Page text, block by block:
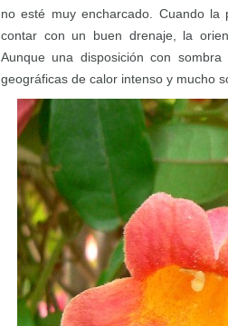
no esté muy encharcado. Cuando
contar con un buen drenaje, la
Aunque una disposición con
geográficas de calor intenso y mucho